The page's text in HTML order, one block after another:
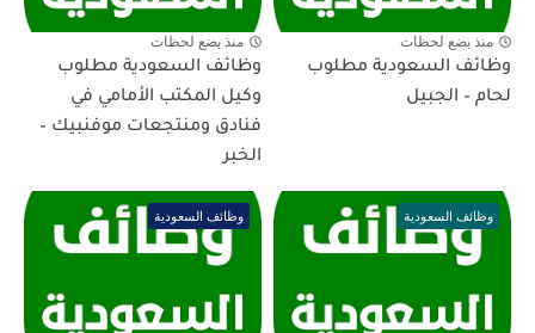
منذ بضع لحظات
وظائف السعودية مطلوب
لحام – الجبيل
منذ بضع لحظات
وظائف السعودية مطلوب
وكيل المكتب الأمامي في
فنادق ومنتجعات موفنبيك –
الخبر
وظائف السعودية وظائف السعودية